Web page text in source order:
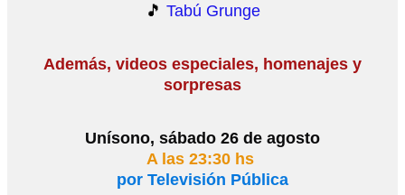
🎵 Tabú Grunge
Además, videos especiales, homenajes y
sorpresas
Unísono, sábado 26 de agosto
A las 23:30 hs
por Televisión Pública